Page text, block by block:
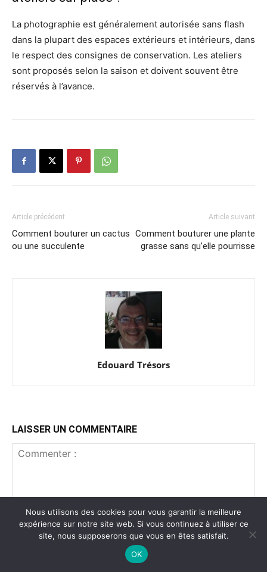
La photographie est généralement autorisée sans flash
dans la plupart des espaces extérieurs et intérieurs, dans
le respect des consignes de conservation. Les ateliers
sont proposés selon la saison et doivent souvent être
réservés à l’avance.
Article précédent
Comment bouturer un cactus
ou une succulente
Article suivant
Comment bouturer une plante
grasse sans qu’elle pourrisse
Edouard Trésors
LAISSER UN COMMENTAIRE
Nous utilisons des cookies pour vous garantir la meilleure
expérience sur notre site web. Si vous continuez à utiliser ce
site, nous supposerons que vous en êtes satisfait.
OK